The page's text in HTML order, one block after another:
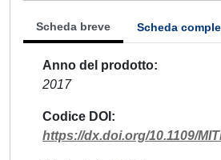
Scheda breve Scheda
Anno del prodotto
2017
Codice DOI
https://dx.doi.org/10.1109/